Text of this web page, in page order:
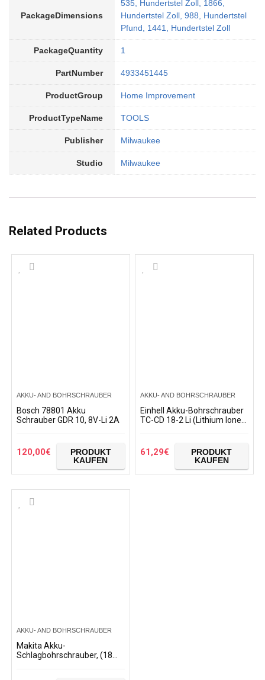
PackageDimensions
535, Hundertstel Zoll, 1866,
Hundertstel Zoll, 988, Hundertstel
Pfund, 1441, Hundertstel Zoll
PackageQuantity 1
PartNumber 4933451445
ProductGroup Home Improvement
ProductTypeName TOOLS
Publisher Milwaukee
Studio Milwaukee
Related Products
AKKU- AND BOHRSCHRAUBER
Bosch 78801 Akku
Schrauber GDR 10, 8V-Li 2A
120,00€
PRODUKT
KAUFEN
AKKU- AND BOHRSCHRAUBER
Einhell Akku-Bohrschrauber
TC-CD 18-2 Li (Lithium Ionen,
61,29€
PRODUKT
KAUFEN
AKKU- AND BOHRSCHRAUBER
Makita Akku-
Schlagbohrschrauber, (18